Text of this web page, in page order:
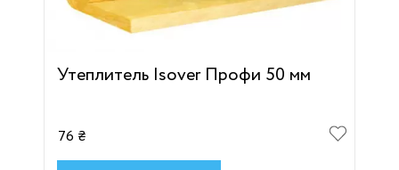
Утеплитель Isover Профи 50 мм
76 ₴